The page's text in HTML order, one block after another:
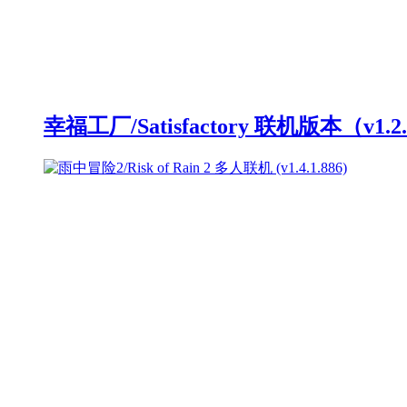
幸福工厂/Satisfactory 联机版本（